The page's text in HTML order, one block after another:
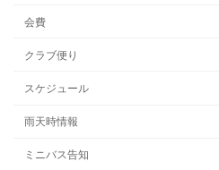
会費
クラブ便り
スケジュール
雨天時情報
ミニバス告知